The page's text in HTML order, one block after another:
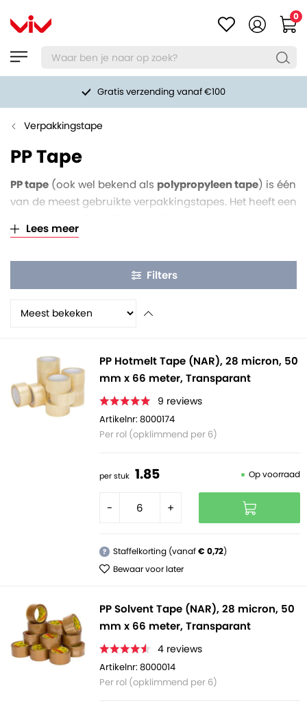
0
Gratis verzending vanaf €100
Verpakkingstape
PP Tape
PP tape (ook wel bekend als polypropyleen tape) is één
van de meest gebruikte verpakkingstapes. Het heeft een
en papier. Daarbij heeft het ook een hoge
dozen en andere verpakkingen. Deze verpakkingstape
rolt relatief licht af, en maakt geluid bij het afrollen. Dit
elastisch, dus de tape kan wat eerder breken. Qua prijs
een tape dispenser.
Lees meer
Filters
PP Hotmelt Tape (NAR), 28 micron, 50
mm x 66 meter, Transparant
9 reviews
Artikelnr: 8000174
Per rol (opklimmend per 6)
per stuk 1.85 Op voorraad
- +
? Staffelkorting (vanaf€ 0,72)
Bewaar voor later
PP Solvent Tape (NAR), 28 micron, 50
mm x 66 meter, Transparant
4 reviews
Artikelnr: 8000014
Per rol (opklimmend per 6)